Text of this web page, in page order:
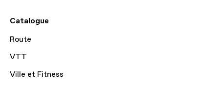
Catalogue
Route
VTT
Ville et Fitness